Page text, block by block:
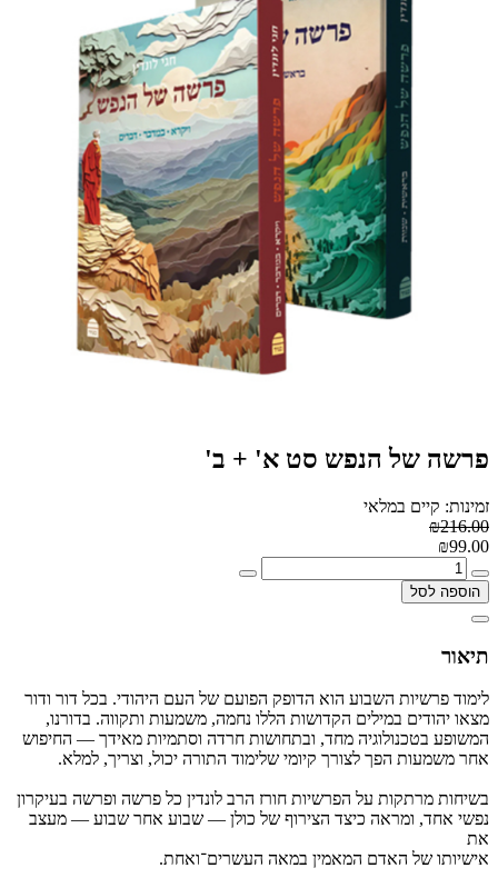
פרשה של הנפש סט א' + ב'
זמינות: קיים במלאי
₪216.00
₪99.00
הוספה לסל
תיאור
לימוד פרשיות השבוע הוא הדופק הפועם של העם היהודי. בכל דור ודור
מצאו יהודים במילים הקדושות הללו נחמה, משמעות ותקווה. בדורנו,
המשופע בטכנולוגיה מחד, ובתחושות חרדה וסתמיות מאידך — החיפוש
אחר משמעות הפך לצורך קיומי שלימוד התורה יכול, וצריך, למלא.
בשיחות מרתקות על הפרשיות חורז הרב לונדין כל פרשה ופרשה בעיקרון
נפשי אחד, ומראה כיצד הצירוף של כולן — שבוע אחר שבוע — מעצב
את
אישיותו של האדם המאמין במאה העשרים־ואחת.